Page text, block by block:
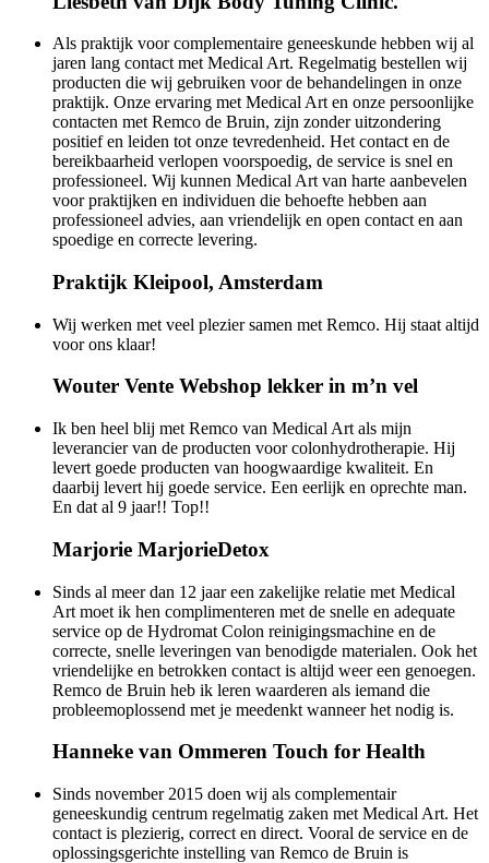
Als praktijk voor complementaire geneeskunde hebben wij al
jaren lang contact met Medical Art. Regelmatig bestellen wij
producten die wij gebruiken voor de behandelingen in onze
praktijk. Onze ervaring met Medical Art en onze persoonlijke
contacten met Remco de Bruin, zijn zonder uitzondering
positief en leiden tot onze tevredenheid. Het contact en de
bereikbaarheid verlopen voorspoedig, de service is snel en
professioneel. Wij kunnen Medical Art van harte aanbevelen
voor praktijken en individuen die behoefte hebben aan
professioneel advies, aan vriendelijk en open contact en aan
spoedige en correcte levering.
Praktijk Kleipool, Amsterdam
Wij werken met veel plezier samen met Remco. Hij staat altijd
voor ons klaar!
Wouter Vente Webshop lekker in m’n vel
Ik ben heel blij met Remco van Medical Art als mijn
leverancier van de producten voor colonhydrotherapie. Hij
levert goede producten van hoogwaardige kwaliteit. En
daarbij levert hij goede service. Een eerlijk en oprechte man.
En dat al 9 jaar!! Top!!
Marjorie MarjorieDetox
Sinds al meer dan 12 jaar een zakelijke relatie met Medical
Art moet ik hen complimenteren met de snelle en adequate
service op de Hydromat Colon reinigingsmachine en de
correcte, snelle leveringen van benodigde materialen. Ook het
vriendelijke en betrokken contact is altijd weer een genoegen.
Remco de Bruin heb ik leren waarderen als iemand die
probleemoplossend met je meedenkt wanneer het nodig is.
Hanneke van Ommeren Touch for Health
Sinds november 2015 doen wij als complementair
geneeskundig centrum regelmatig zaken met Medical Art. Het
contact is plezierig, correct en direct. Vooral de service en de
oplossingsgerichte instelling van Remco de Bruin is